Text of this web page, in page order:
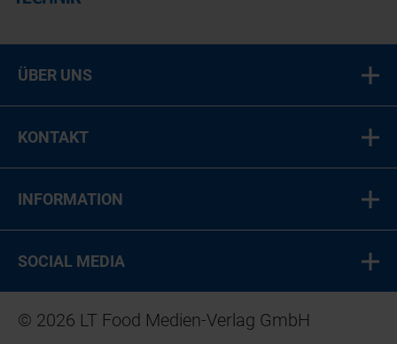
ÜBER UNS
KONTAKT
INFORMATION
SOCIAL MEDIA
© 2026 LT Food Medien-Verlag GmbH